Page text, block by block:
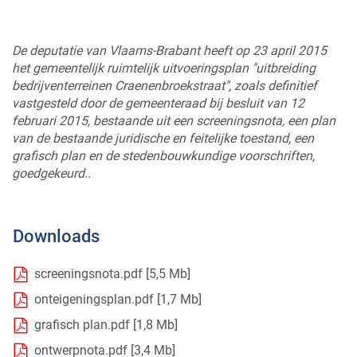
De deputatie van Vlaams-Brabant heeft op 23 april 2015
het gemeentelijk ruimtelijk uitvoeringsplan "uitbreiding
bedrijventerreinen Craenenbroekstraat", zoals definitief
vastgesteld door de gemeenteraad bij besluit van 12
februari 2015, bestaande uit een screeningsnota, een plan
van de bestaande juridische en feitelijke toestand, een
grafisch plan en de stedenbouwkundige voorschriften,
goedgekeurd..
Downloads
screeningsnota.pdf 5,5 Mb
onteigeningsplan.pdf 1,7 Mb
grafisch plan.pdf 1,8 Mb
ontwerpnota.pdf 3,4 Mb